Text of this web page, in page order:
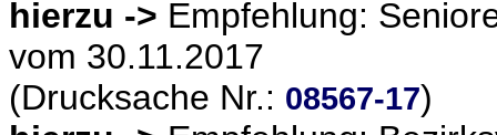
hierzu -> Empfehlung:
vom 30.11.2017
(Drucksache Nr.: 08567-17)